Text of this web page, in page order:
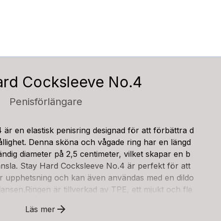
Cocksleeve No.4
Penisförlängare
är en elastisk penisring designad för att förbättra d
Denna sköna och vågade ring har en längd
diameter på 2,5 centimeter, vilket skapar en b
Stay Hard Cocksleeve No.4 är perfekt för att
och kan även användas med en dildo
är tillverkad av TPE, ett mjukt och fle
långvarig erektion. Den elastiska designen gör
Läs mer